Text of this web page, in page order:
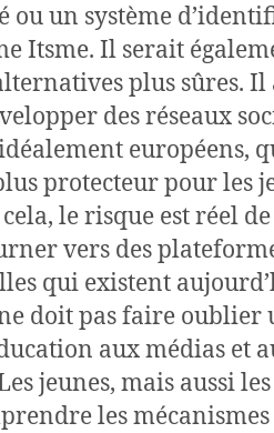
ou un système
Itsme. Il serait
plus sûres.
des réseaux
européens,
protecteur pour les
le risque est réel
vers des
qui existent
doit pas faire oublier
aux médias et
jeunes, mais aussi
les mécanismes